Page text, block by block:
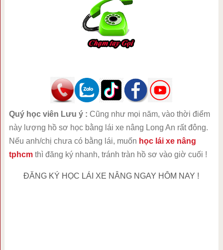
Quý học viên Lưu ý : Cũng như mọi năm, vào thời điểm
này lượng hồ sơ học bằng lái xe nâng Long An rất đông.
Nếu anh/chị chưa có bằng lái, muốn học lái xe nâng
tphcmthì đăng ký nhanh, tránh tràn hồ sơ vào giờ cuối !
ĐĂNG KÝ HỌC LÁI XE NÂNG NGAY HÔM NAY !